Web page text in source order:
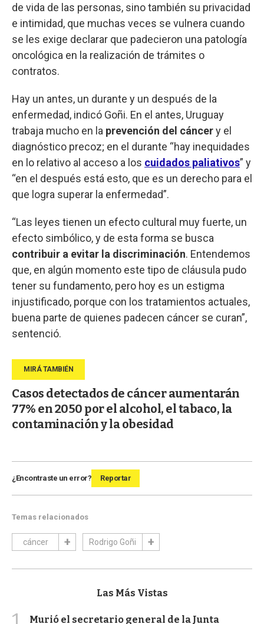
de vida de las personas, sino también su privacidad
e intimidad, que muchas veces se vulnera cuando
se les exige declarar que padecieron una patología
oncológica en la realización de trámites o
contratos.
Hay un antes, un durante y un después de la
enfermedad, indicó Goñi. En el antes, Uruguay
trabaja mucho en la prevención del cáncery el
diagnóstico precoz; en el durante “hay inequidades
en lo relativo al acceso a los cuidados paliativos” y
“en el después está esto, que es un derecho para el
que logra superar la enfermedad”.
“Las leyes tienen un efecto cultural muy fuerte, un
efecto simbólico, y de esta forma se busca
contribuir a evitar la discriminación. Entendemos
que, en algún momento este tipo de cláusula pudo
tener su fundamento, pero hoy es un estigma
injustificado, porque con los tratamientos actuales,
buena parte de quienes padecen cáncer se curan”,
sentenció.
Casos detectados de cáncer aumentarán
77% en 2050 por el alcohol, el tabaco, la
contaminación y la obesidad
¿Encontraste un error? Reportar
Temas relacionados
cáncer Rodrigo Goñi
Las Más Vistas
Murió el secretario general de la Junta